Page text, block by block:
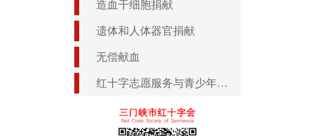
造血干细胞捐献
遗体和人体器官捐献
无偿献血
红十字志愿服务与青少年工作